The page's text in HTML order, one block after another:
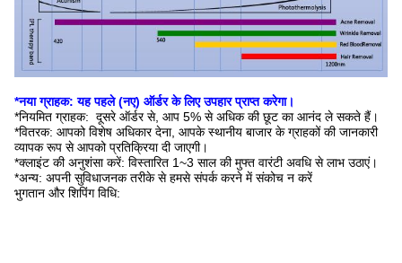
*नया ग्राहक: यह पहले (नए) ऑर्डर के लिए उपहार प्राप्त करेगा।
*नियमित ग्राहक: दूसरे ऑर्डर से, आप 5% से अधिक की छूट का आनंद ले सकते हैं।
*वितरक: आपको विशेष अधिकार देना, आपके स्थानीय बाजार के ग्राहकों की जानकारी
व्यापक रूप से आपको प्रतिक्रिया दी जाएगी।
*क्लाइंट की अनुशंसा करें: विस्तारित 1~3 साल की मुफ्त वारंटी अवधि से लाभ उठाएं।
*अन्य: अपनी सुविधाजनक तरीके से हमसे संपर्क करने में संकोच न करें
भुगतान और शिपिंग विधि: